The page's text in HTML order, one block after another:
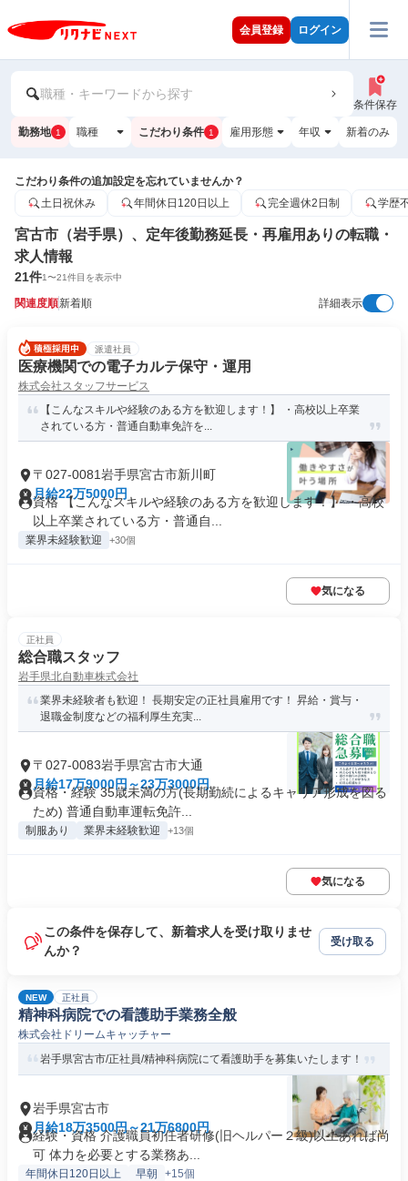
会員登録 ログイン
職種・キーワードから探す
条件保存
勤務地 1 職種 こだわり条件 1 雇用形態 年収 新着のみ
こだわり条件の追加設定を忘れていませんか？
土日祝休み
年間休日120日以上 完全週休2日制 学歴
宮古市（岩手県）、定年後勤務延長・再雇用ありの転職・
求人情報
21件1〜21件目を表示中
関連度順新着順 詳細表示
派遣社員
医療機関での電子カルテ保守・運用
株式会社スタッフサービス
【こんなスキルや経験のある方を歓迎します！】 ・高校以上卒業
されている方・普通自動車免許を...
〒027-0081岩手県宮古市新川町
月給22万5000円
資格 【こんなスキルや経験のある方を歓迎します！】 ・高校
以上卒業されている方・普通自...
業界未経験歓迎 +30個
気になる
正社員
総合職スタッフ
岩手県北自動車株式会社
業界未経験者も歓迎！ 長期安定の正社員雇用です！ 昇給・賞与・
退職金制度などの福利厚生充実...
〒027-0083岩手県宮古市大通
月給17万9000円～23万3000円
資格・経験 35歳未満の方(長期勤続によるキャリア形成を図る
ため) 普通自動車運転免許...
制服あり 業界未経験歓迎 +13個
気になる
この条件を保存して、新着求人を受け取りませ
んか？
受け取る
NEW 正社員
精神科病院での看護助手業務全般
株式会社ドリームキャッチャー
岩手県宮古市/正社員/精神科病院にて看護助手を募集いたします！
岩手県宮古市
月給18万3500円～21万6800円
経験・資格 介護職員初任者研修(旧ヘルパー２級)以上あれば尚
可 体力を必要とする業務あ...
年間休日120日以上 早朝 +15個